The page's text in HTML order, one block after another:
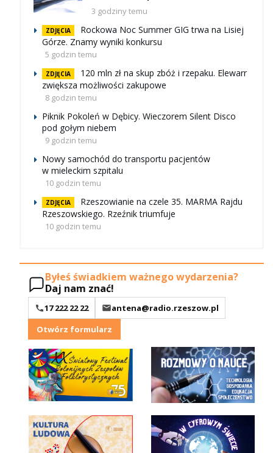
3 godziny temu
ZDJĘCIA
Rockowa Noc Summer GIG trwa na Lisiej
Górze. Znamy wyniki konkursu
5 godzin temu
ZDJĘCIA
120 mln zł na skup zbóż i rzepaku. Elewarr
zwiększa możliwości zakupowe
8 godzin temu
Piknik Pokoleń w Dębicy. Wieczorem Silent Disco
pod gołym niebem
9 godzin temu
Nowy samochód do transportu pacjentów
w mieleckim szpitalu
10 godzin temu
ZDJĘCIA
Rzeszowianie na czele 35. MARMA Rajdu
Rzeszowskiego. Rzeźnik triumfuje
10 godzin temu
Byłeś świadkiem ważnego wydarzenia?
Daj nam znać!
17 222 22 22
antena@radio.rzeszow.pl
Otwórz formularz